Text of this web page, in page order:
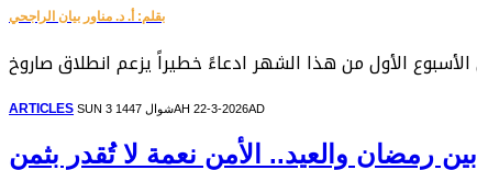
بقلم: أ. د. مناور بيان الراجحي
ARTICLES SUN 3 شوال 1447AH 22-3-2026AD
بين رمضان والعيد.. الأمن نعمة لا تُقدر بثمن